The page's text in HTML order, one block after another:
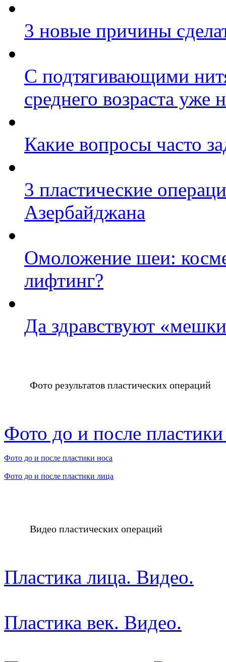
3 новые причины
С подтягивающими
среднего возраста уже
Какие вопросы часто
3 пластические
Азербайджана
Омоложение шеи:
лифтинг?
Да здравствуют
Фото результатов пластических операций
Фото до и после пластики
Фото до и после пластики носа
Фото до и после пластики лица
Видео пластических операций
Пластика лица. Видео.
Пластика век. Видео.